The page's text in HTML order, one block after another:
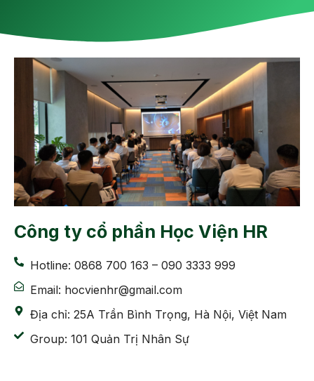
Công ty cổ phần Học Viện HR
Hotline: 0868 700 163 – 090 3333 999
Email: hocvienhr@gmail.com
Địa chỉ: 25A Trần Bình Trọng, Hà Nội, Việt Nam
Group: 101 Quản Trị Nhân Sự